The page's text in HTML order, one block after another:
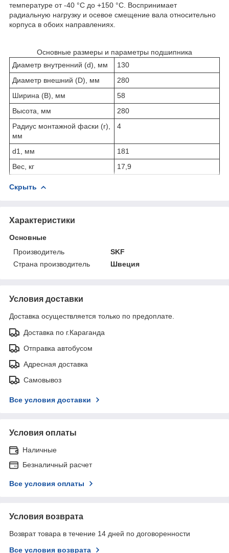
температуре от -40 °C до +150 °C. Воспринимает
радиальную нагрузку и осевое смещение вала относительно
корпуса в обоих направлениях.
Основные размеры и параметры подшипника
Диаметр внутренний (d), мм
130
Диаметр внешний (D), мм
280
Ширина (В), мм
58
Высота, мм
280
Радиус монтажной фаски (r),
мм
4
d1, мм
181
Вес, кг
17,9
Скрыть
Характеристики
Основные
Производитель
SKF
Страна производитель
Швеция
Условия доставки
Доставка осуществляется только по предоплате.
Доставка по г.Караганда
Отправка автобусом
Адресная доставка
Самовывоз
Все условия доставки
Условия оплаты
Наличные
Безналичный расчет
Все условия оплаты
Условия возврата
Возврат товара в течение 14 дней по договоренности
Все условия возврата